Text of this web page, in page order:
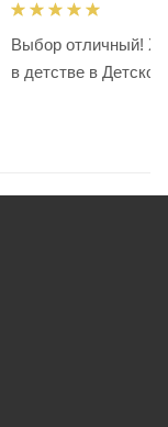
Выбор отличный!
в детстве в